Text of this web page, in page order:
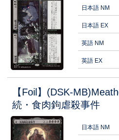
日本語 NM
日本語 EX
英語 NM
英語 EX
【Foil】(DSK-
続・食肉鉤虐殺事件
日本語 NM